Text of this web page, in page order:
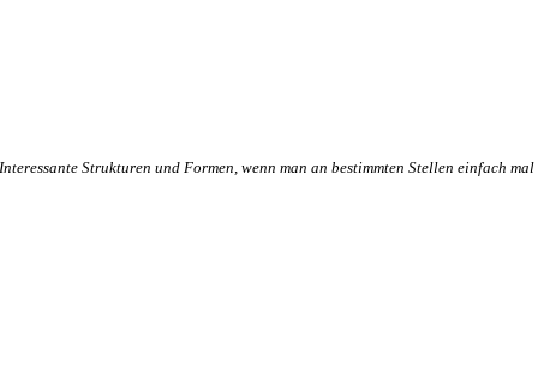
Interessante Strukturen und Formen, wenn man an bestimmten Stellen einfach